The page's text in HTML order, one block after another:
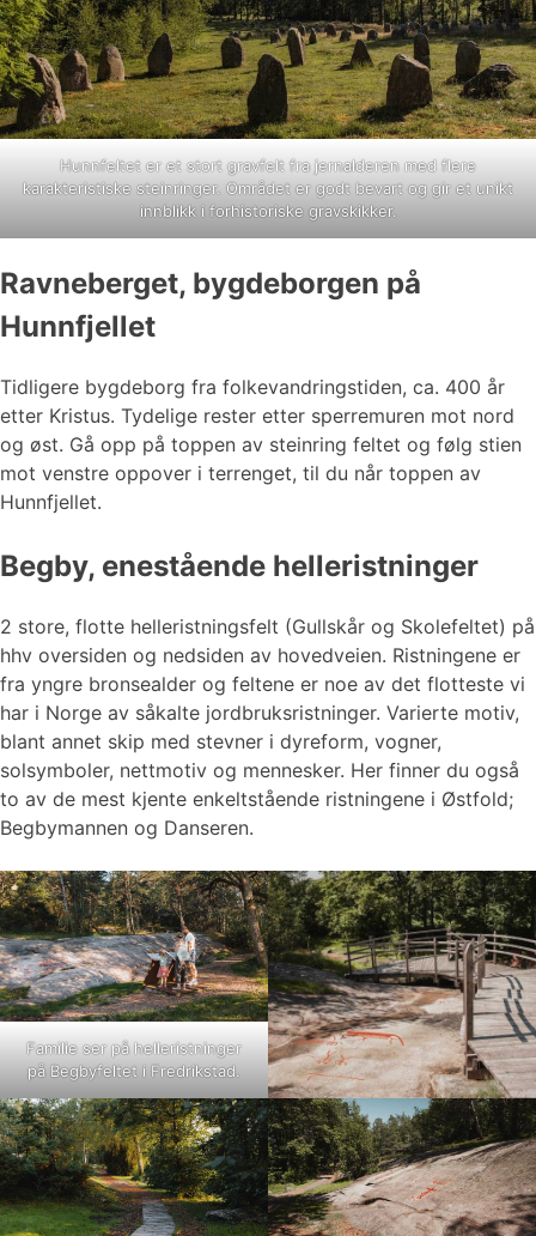
Hunnfeltet er et stort gravfelt fra jernalderen med flere
karakteristiske steinringer. Området er godt bevart og gir et unikt
innblikk i forhistoriske gravskikker.
Ravneberget, bygdeborgen på
Hunnfjellet
Tidligere bygdeborg fra folkevandringstiden, ca. 400 år
etter Kristus. Tydelige rester etter sperremuren mot nord
og øst. Gå opp på toppen av steinring feltet og følg stien
mot venstre oppover i terrenget, til du når toppen av
Hunnfjellet.
Begby, enestående helleristninger
2 store, flotte helleristningsfelt (Gullskår og Skolefeltet) på
hhv oversiden og nedsiden av hovedveien. Ristningene er
fra yngre bronsealder og feltene er noe av det flotteste vi
har i Norge av såkalte jordbruksristninger. Varierte motiv,
blant annet skip med stevner i dyreform, vogner,
solsymboler, nettmotiv og mennesker. Her finner du også
to av de mest kjente enkeltstående ristningene i Østfold;
Begbymannen og Danseren.
Familie ser på helleristninger
på Begbyfeltet i Fredrikstad.